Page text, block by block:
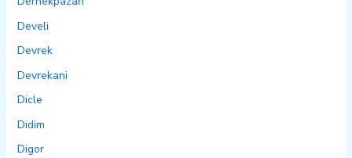
Develi
Devrek
Devrekani
Dicle
Didim
Digor